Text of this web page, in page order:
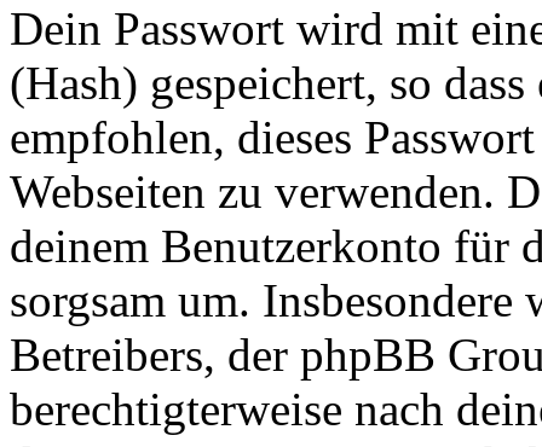
Dein Passwort wird mit
(Hash) gespeichert, so
empfohlen, dieses
Webseiten zu verwenden.
deinem Benutzerkonto für
sorgsam um.
Betreibers, der phpBB
berechtigterweise nach